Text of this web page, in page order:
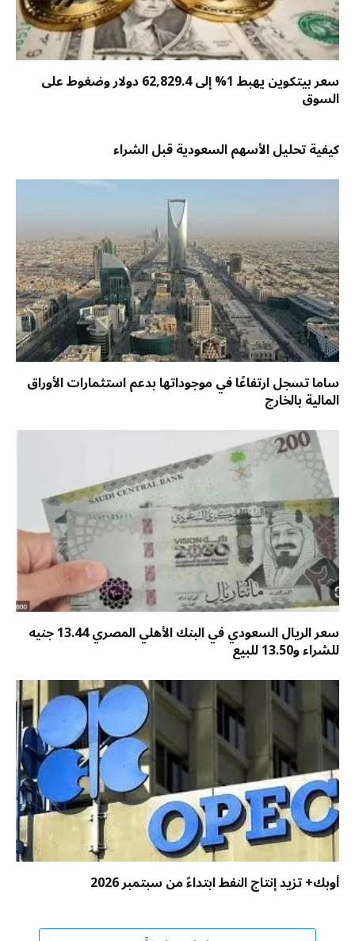
سعر بيتكوين يهبط 1% إلى 62,829.4 دولار وضغوط على
السوق
كيفية تحليل الأسهم السعودية قبل الشراء
ساما تسجل ارتفاعًا في موجوداتها بدعم استثمارات الأوراق
المالية بالخارج
سعر الريال السعودي في البنك الأهلي المصري 13.44 جنيه
للشراء و13.50 للبيع
أوبك+ تزيد إنتاج النفط ابتداءً من سبتمبر 2026